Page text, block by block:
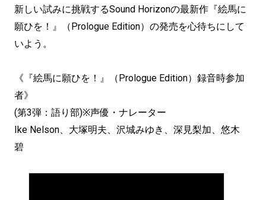
新しい試みに挑戦するSound Horizonの最新作『絵馬に
願ひを！』（Prologue Edition）の発売を心待ちにして
いよう。
《『絵馬に願ひを！』（Prologue Edition）録音時参加
者》
(第3弾：語り部)※声優・ナレーター
Ike Nelson、大塚明夫、沢城みゆき、深見梨加、悠木
碧